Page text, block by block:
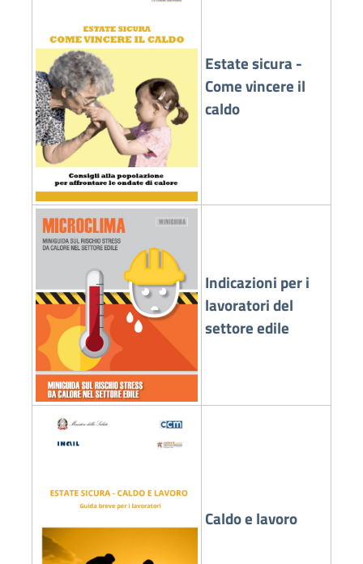
Estate sicura -
Come vincere il
caldo
Indicazioni per i
lavoratori del
settore edile
Caldo e lavoro